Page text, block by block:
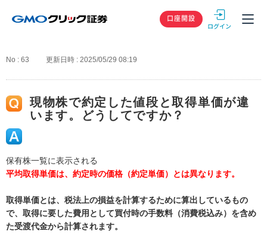
GMOクリック
口座開設
No : 63 更新日時 : 2025/05/29 08:19
現物株で約定した値段と取得単価が違
います。どうしてですか？
保有株一覧に表示される
平均取得単価は、約定時の価格（約定単価）とは異なります。
取得単価とは、税法上の損益を計算するために算出しているもの
で、取得に要した費用として買付時の手数料（消費税込み）を含め
た受渡代金から計算されます。